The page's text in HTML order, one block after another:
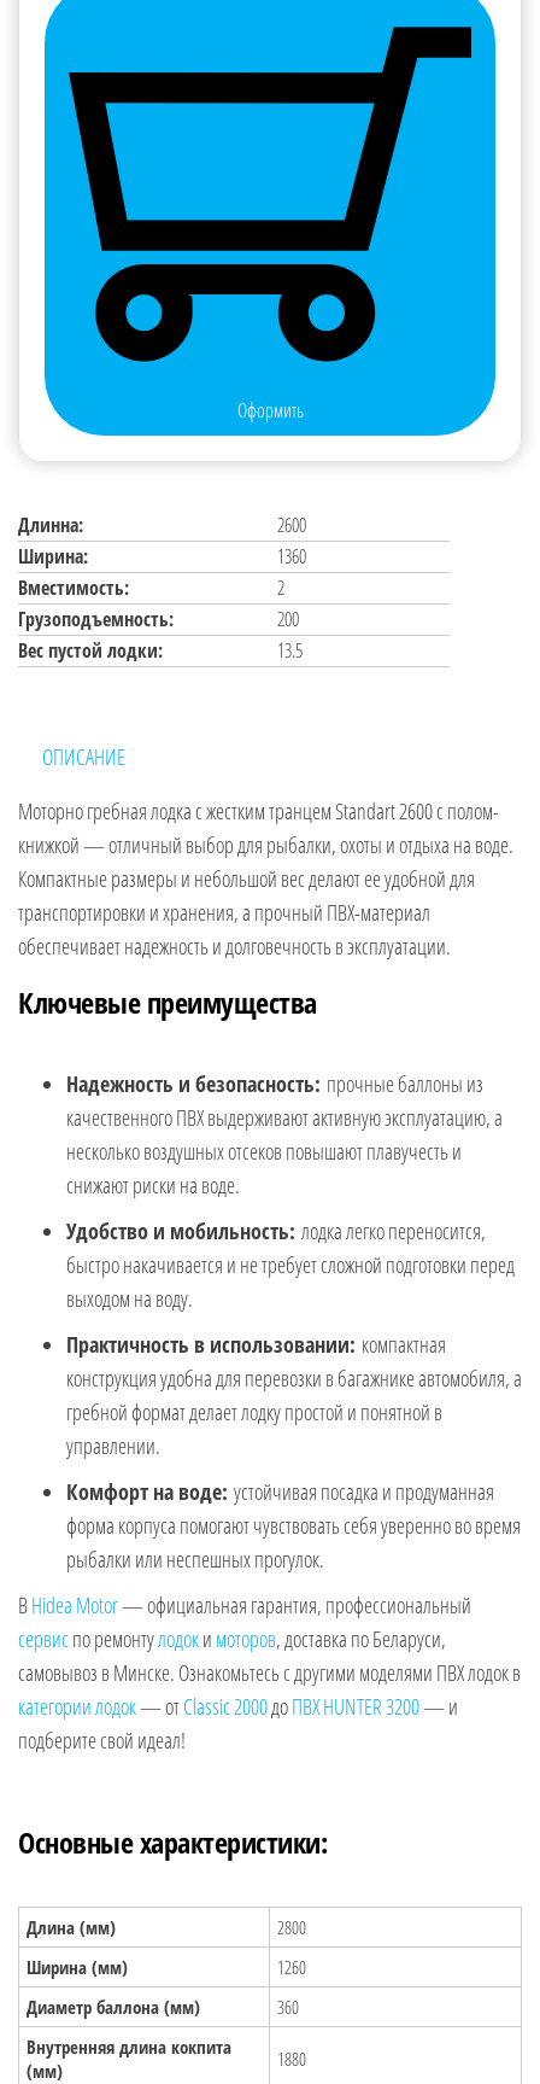
Длинна:
2600
Ширина:
1360
Вместимость:
2
Грузоподъемность:
200
Вес пустой лодки:
13.5
Оформить
ОПИСАНИЕ
Моторно гребная лодка с жестким транцем Standart 2600 с полом-
книжкой — отличный выбор для рыбалки, охоты и отдыха на воде.
Компактные размеры и небольшой вес делают ее удобной для
транспортировки и хранения, а прочный ПВХ-материал
обеспечивает надежность и долговечность в эксплуатации.
Ключевые преимущества
Надежность и безопасность: прочные баллоны из
качественного ПВХ выдерживают активную эксплуатацию, а
несколько воздушных отсеков повышают плавучесть и
снижают риски на воде.
Удобство и мобильность: лодка легко переносится,
быстро накачивается и не требует сложной подготовки перед
выходом на воду.
Практичность в использовании: компактная
конструкция удобна для перевозки в багажнике автомобиля, а
гребной формат делает лодку простой и понятной в
управлении.
Комфорт на воде: устойчивая посадка и продуманная
форма корпуса помогают чувствовать себя уверенно во время
рыбалки или неспешных прогулок.
ВHidea Motor— официальная гарантия, профессиональный
сервис по ремонтулодоки моторов, доставка по Беларуси,
самовывоз в Минске. Ознакомьтесь с другими моделями ПВХ лодок в
категории лодок— отClassic 2000доПВХ HUNTER 3200— и
подберите свой идеал!
Основные характеристики:
Длина (мм)
2800
Ширина (мм)
1260
Диаметр баллона (мм)
360
Внутренняя длина кокпита
(мм)
1880